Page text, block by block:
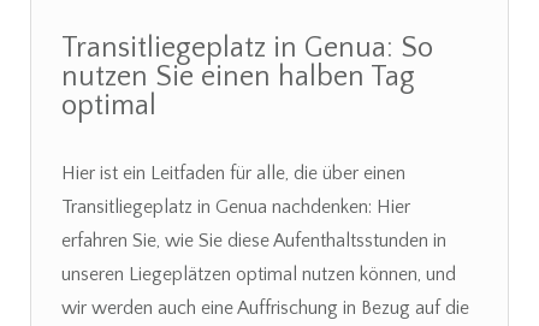
Transitliegeplatz in Genua: So
nutzen Sie einen halben Tag
optimal
Hier ist ein Leitfaden für alle, die über einen
Transitliegeplatz in Genua nachdenken: Hier
erfahren Sie, wie Sie diese Aufenthaltsstunden in
unseren Liegeplätzen optimal nutzen können, und
wir werden auch eine Auffrischung in Bezug auf die